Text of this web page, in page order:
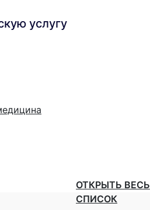
услугу
ОТКРЫТЬ ВЕСЬ
СПИСОК